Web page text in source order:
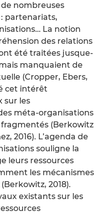
nombreuses
partenariats,
La notion
des relations
été traitées jusque‐
manquaient de
(Cropper, Ebers,
cet intérêt
sur les
méta‐organisations
(Berkowitz
2016). L’agenda de
souligne la
leurs ressources
les mécanismes
2018).
existants sur les